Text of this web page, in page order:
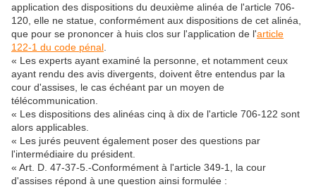
application des dispositions du deuxième alinéa de l'article 706-
120, elle ne statue, conformément aux dispositions de cet alinéa,
que pour se prononcer à huis clos sur l'application de l'article
122-1 du code pénal
« Les experts ayant examiné la personne, et notamment ceux
ayant rendu des avis divergents, doivent être entendus par la
cour d'assises, le cas échéant par un moyen de
télécommunication.
« Les dispositions des alinéas cinq à dix de l'article 706-122 sont
alors applicables.
« Les jurés peuvent également poser des questions par
l'intermédiaire du président.
« Art. D. 47-37-5.-Conformément à l'article 349-1, la cour
d'assises répond à une question ainsi formulée :